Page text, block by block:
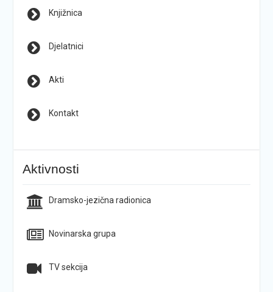
Knjižnica
Djelatnici
Akti
Kontakt
Aktivnosti
Dramsko-jezična radionica
Novinarska grupa
TV sekcija